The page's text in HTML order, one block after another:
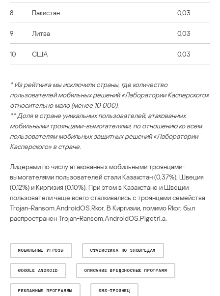
8 Пакистан 0,03
9 Литва 0,03
10 США 0,03
* Из рейтинга мы исключили страны, где количество
пользователей мобильных решений «Лаборатории Касперского»
относительно мало (менее 10 000).
** Доля в стране уникальных пользователей, атакованных
мобильными троянцами-вымогателями, по отношению ко всем
пользователям мобильных защитных решений «Лаборатории
Касперского» в стране.
Лидерами по числу атакованных мобильными троянцами-
вымогателями пользователей стали Казахстан (0,37%), Швеция
(0,12%) и Киргизия (0,10%). При этом в Казахстане и Швеции
пользователи чаще всего сталкивались с троянцами семейства
Trojan-Ransom.AndroidOS.Rkor. В Киргизии, помимо Rkor, был
распространен Trojan-Ransom.AndroidOS.Pigetrl.a.
МОБИЛЬНЫЕ УГРОЗЫ СТАТИСТИКА ПО ЗЛОВРЕДАМ
GOOGLE ANDROID ОПИСАНИЕ ВРЕДОНОСНЫХ ПРОГРАММ
РЕКЛАМНЫЕ ПРОГРАММЫ SMS-ТРОЯНЕЦ